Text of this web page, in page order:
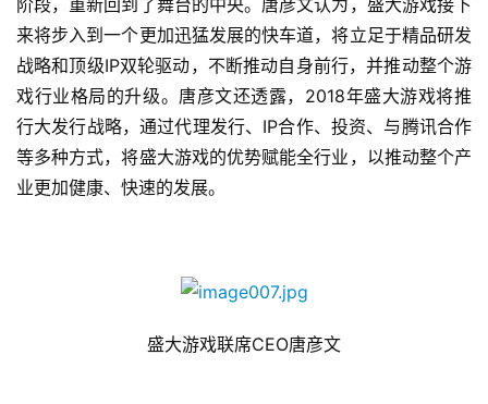
游
茶
原
创
游
阶段，重新回到了舞台的中央。唐彦文认为， 盛大游戏接下
来将步入到一个更加迅猛发展的快车道，将立足于精品研发
战略和顶级IP双轮驱动，不断推动自身前行，并推动整个游
戏行业格局的升级。唐彦文还透露，2018年盛大游戏将推
行大发行战略，通过代理发行、IP合作、投资、与腾讯合作
等多种方式，将盛大游戏的优势赋能全行业，以推动整个产
业更加健康、快速的发展。
盛大游戏联席CEO唐彦文